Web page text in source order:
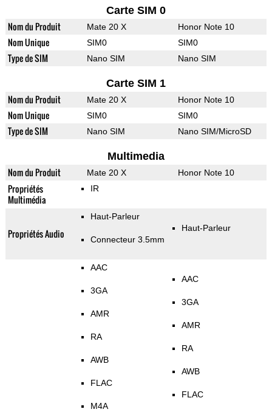
Carte SIM 0
Nom du Produit Mate 20 X Honor Note 10
Nom Unique SIM0 SIM0
Type de SIM Nano SIM Nano SIM
Carte SIM 1
Nom du Produit Mate 20 X Honor Note 10
Nom Unique SIM0 SIM0
Type de SIM Nano SIM Nano SIM/MicroSD
Multimedia
Nom du Produit Mate 20 X Honor Note 10
Propriétés
Multimédia
IR
Propriétés Audio
Haut-Parleur
Connecteur 3.5mm
Haut-Parleur
AAC
3GA
AMR
RA
AWB
FLAC
M4A
AAC
3GA
AMR
RA
AWB
FLAC